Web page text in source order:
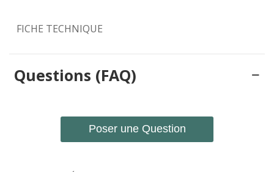
FICHE TECHNIQUE
Questions (FAQ)
Poser une Question